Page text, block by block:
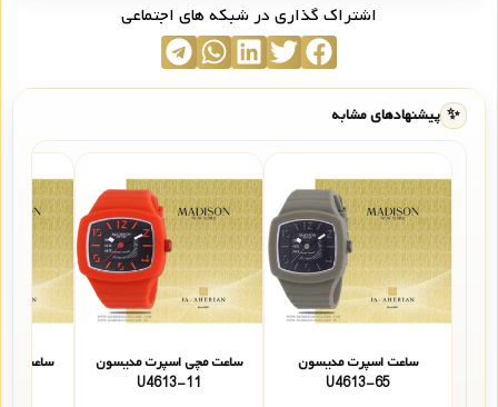
اشتراک گذاری در شبکه های اجتماعی
✨ پیشنهادهای مشابه
ساعت اسپرت مدیسون
U4613-65
ساعت مچی اسپرت مدیسون
U4613-11
ساعت